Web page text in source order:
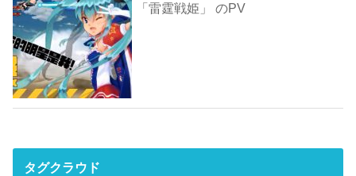
「雷霆戦姫」 のPV
タグクラウド